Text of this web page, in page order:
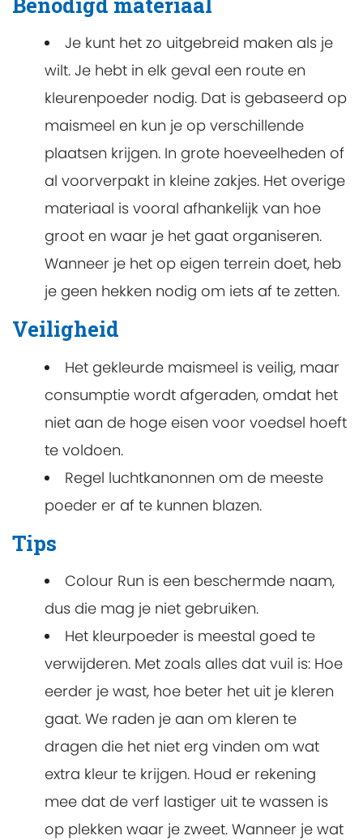
Je kunt het zo uitgebreid maken als je
wilt. Je hebt in elk geval een route en
kleurenpoeder nodig. Dat is gebaseerd op
maismeel en kun je op verschillende
plaatsen krijgen. In grote hoeveelheden of
al voorverpakt in kleine zakjes. Het overige
materiaal is vooral afhankelijk van hoe
groot en waar je het gaat organiseren.
Wanneer je het op eigen terrein doet, heb
je geen hekken nodig om iets af te zetten.
Veiligheid
Het gekleurde maismeel is veilig, maar
consumptie wordt afgeraden, omdat het
niet aan de hoge eisen voor voedsel hoeft
te voldoen.
Regel luchtkanonnen om de meeste
poeder er af te kunnen blazen.
Tips
Colour Run is een beschermde naam,
dus die mag je niet gebruiken.
Het kleurpoeder is meestal goed te
verwijderen. Met zoals alles dat vuil is: Hoe
eerder je wast, hoe beter het uit je kleren
gaat. We raden je aan om kleren te
dragen die het niet erg vinden om wat
extra kleur te krijgen. Houd er rekening
mee dat de verf lastiger uit te wassen is
op plekken waar je zweet. Wanneer je wat